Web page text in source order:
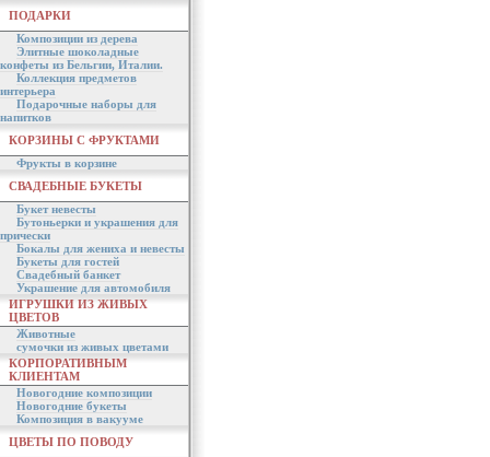
ПОДАРКИ
Композиции из дерева
Элитные шоколадные
конфеты из Бельгии, Италии.
Коллекция предметов
интерьера
Подарочные наборы для
напитков
КОРЗИНЫ С ФРУКТАМИ
Фрукты в корзине
СВАДЕБНЫЕ БУКЕТЫ
Букет невесты
Бутоньерки и украшения для
прически
Бокалы для жениха и невесты
Букеты для гостей
Свадебный банкет
Украшение для автомобиля
ИГРУШКИ ИЗ ЖИВЫХ
ЦВЕТОВ
Животные
сумочки из живых цветами
КОРПОРАТИВНЫМ
КЛИЕНТАМ
Новогодние композиции
Новогодние букеты
Композиция в вакууме
ЦВЕТЫ ПО ПОВОДУ